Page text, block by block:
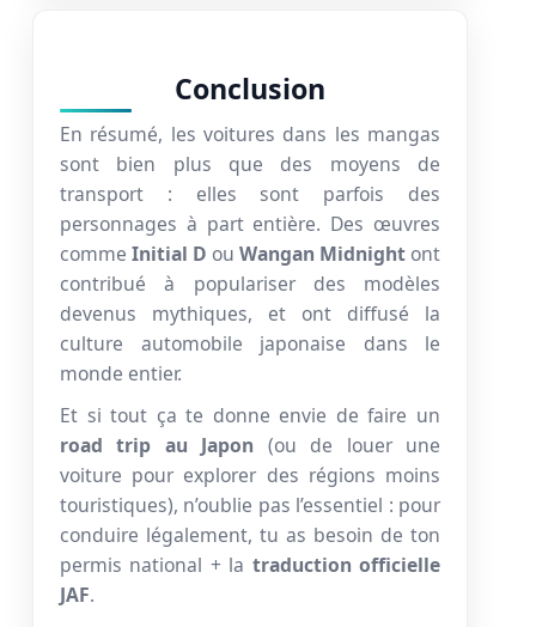
Conclusion
En résumé, les voitures dans les mangas
sont bien plus que des moyens de
transport : elles sont parfois des
personnages à part entière. Des œuvres
comme Initial D ou Wangan Midnight ont
contribué à populariser des modèles
devenus mythiques, et ont diffusé la
culture automobile japonaise dans le
monde entier.
Et si tout ça te donne envie de faire un
road trip au Japon (ou de louer une
voiture pour explorer des régions moins
touristiques), n’oublie pas l’essentiel : pour
conduire légalement, tu as besoin de ton
permis national + la traduction officielle
JAF.